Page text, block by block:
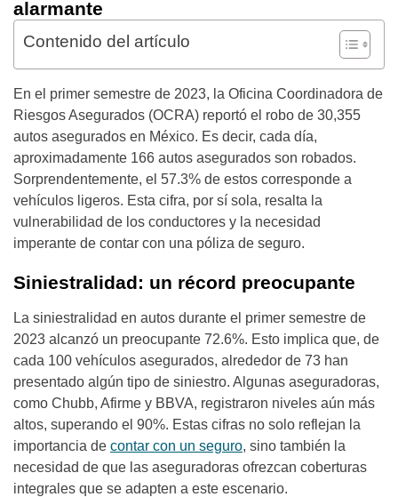
alarmante
Contenido del artículo
En el primer semestre de 2023, la Oficina Coordinadora de
Riesgos Asegurados (OCRA) reportó el robo de 30,355
autos asegurados en México. Es decir, cada día,
aproximadamente 166 autos asegurados son robados.
Sorprendentemente, el 57.3% de estos corresponde a
vehículos ligeros. Esta cifra, por sí sola, resalta la
vulnerabilidad de los conductores y la necesidad
imperante de contar con una póliza de seguro.
Siniestralidad: un récord preocupante
La siniestralidad en autos durante el primer semestre de
2023 alcanzó un preocupante 72.6%. Esto implica que, de
cada 100 vehículos asegurados, alrededor de 73 han
presentado algún tipo de siniestro. Algunas aseguradoras,
como Chubb, Afirme y BBVA, registraron niveles aún más
altos, superando el 90%. Estas cifras no solo reflejan la
importancia de contar con un seguro, sino también la
necesidad de que las aseguradoras ofrezcan coberturas
integrales que se adapten a este escenario.